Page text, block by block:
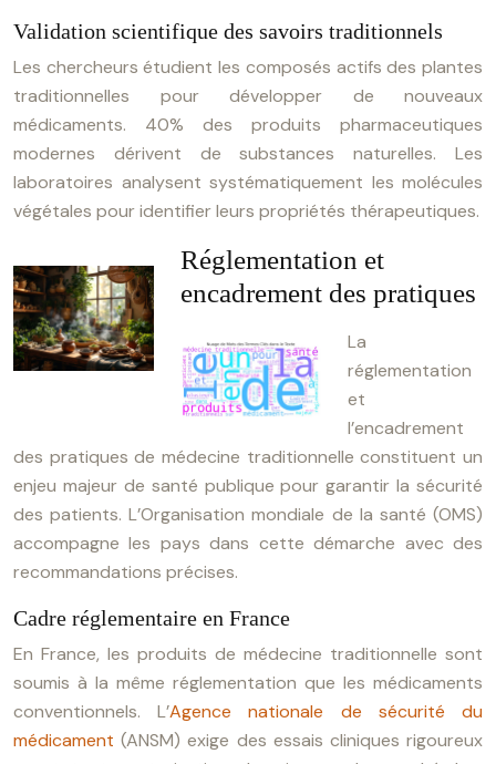
Validation scientifique des savoirs traditionnels
Les chercheurs étudient les composés actifs des plantes
traditionnelles pour développer de nouveaux
médicaments. 40% des produits pharmaceutiques
modernes dérivent de substances naturelles. Les
laboratoires analysent systématiquement les molécules
végétales pour identifier leurs propriétés thérapeutiques.
Réglementation et
encadrement des pratiques
La
réglementation
et
l’encadrement
des pratiques de médecine traditionnelle constituent un
enjeu majeur de santé publique pour garantir la sécurité
des patients. L’Organisation mondiale de la santé (OMS)
accompagne les pays dans cette démarche avec des
recommandations précises.
Cadre réglementaire en France
En France, les produits de médecine traditionnelle sont
soumis à la même réglementation que les médicaments
conventionnels. L’Agence nationale de sécurité du
médicament (ANSM) exige des essais cliniques rigoureux